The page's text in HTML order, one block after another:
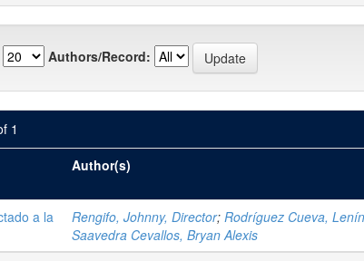
Authors/Record:
1
Author(s)
a la
Rengifo, Johnny, Director; Rodríguez Cueva,
Saavedra Cevallos, Bryan Alexis